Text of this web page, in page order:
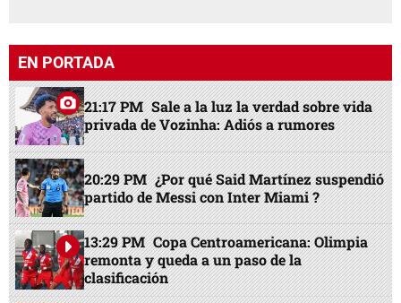
EN PORTADA
21:17 PM Sale a la luz la verdad sobre vida
privada de Vozinha: Adiós a rumores
20:29 PM ¿Por qué Said Martínez suspendió
partido de Messi con Inter Miami ?
13:29 PM Copa Centroamericana: Olimpia
remonta y queda a un paso de la
clasificación